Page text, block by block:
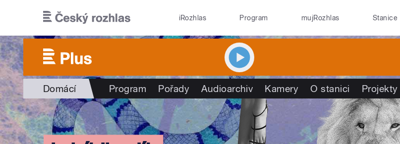
iRozhlas Program mujRozhlas Stanice
Domácí Program Pořady Audioarchiv Kamery O stanici Projekty